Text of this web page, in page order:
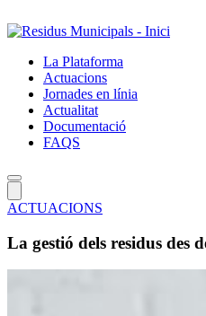
al
principalLa Plataforma
Actuacions
Jornades en línia
Actualitat
Documentació
FAQS
ACTUACIONS
La gestió dels residus des